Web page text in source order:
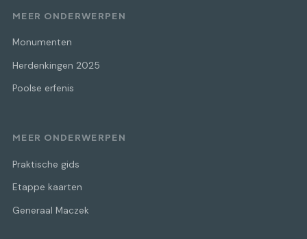
MEER ONDERWERPEN
Monumenten
Herdenkingen 2025
Poolse erfenis
MEER ONDERWERPEN
Praktische gids
Etappe kaarten
Generaal Maczek